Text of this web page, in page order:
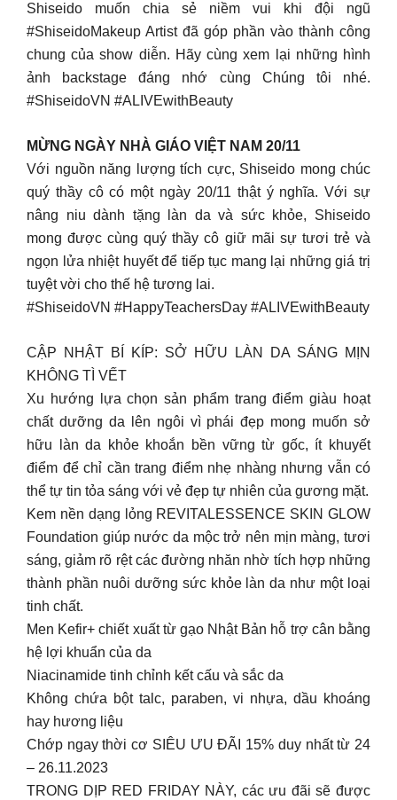
Shiseido muốn chia sẻ niềm vui khi đội ngũ
#ShiseidoMakeup Artist đã góp phần vào thành công
chung của show diễn. Hãy cùng xem lại những hình
ảnh backstage đáng nhớ cùng Chúng tôi nhé.
#ShiseidoVN #ALIVEwithBeauty
MỪNG NGÀY NHÀ GIÁO VIỆT NAM 20/11
Với nguồn năng lượng tích cực, Shiseido mong chúc
quý thầy cô có một ngày 20/11 thật ý nghĩa. Với sự
nâng niu dành tặng làn da và sức khỏe, Shiseido
mong được cùng quý thầy cô giữ mãi sự tươi trẻ và
ngọn lửa nhiệt huyết để tiếp tục mang lại những giá trị
tuyệt vời cho thế hệ tương lai.
#ShiseidoVN #HappyTeachersDay #ALIVEwithBeauty
CẬP NHẬT BÍ KÍP: SỞ HỮU LÀN DA SÁNG MỊN
KHÔNG TÌ VẾT
Xu hướng lựa chọn sản phẩm trang điểm giàu hoạt
chất dưỡng da lên ngôi vì phái đẹp mong muốn sở
hữu làn da khỏe khoắn bền vững từ gốc, ít khuyết
điểm để chỉ cần trang điểm nhẹ nhàng nhưng vẫn có
thể tự tin tỏa sáng với vẻ đẹp tự nhiên của gương mặt.
Kem nền dạng lỏng REVITALESSENCE SKIN GLOW
Foundation giúp nước da mộc trở nên mịn màng, tươi
sáng, giảm rõ rệt các đường nhăn nhờ tích hợp những
thành phần nuôi dưỡng sức khỏe làn da như một loại
tinh chất.
Men Kefir+ chiết xuất từ gạo Nhật Bản hỗ trợ cân bằng
hệ lợi khuẩn của da
Niacinamide tinh chỉnh kết cấu và sắc da
Không chứa bột talc, paraben, vi nhựa, dầu khoáng
hay hương liệu
Chớp ngay thời cơ SIÊU ƯU ĐÃI 15% duy nhất từ 24
– 26.11.2023
TRONG DỊP RED FRIDAY NÀY, các ưu đãi sẽ được